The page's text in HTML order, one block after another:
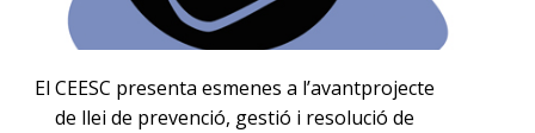
El CEESC presenta esmenes a l’avantprojecte
de llei de prevenció, gestió i resolució de